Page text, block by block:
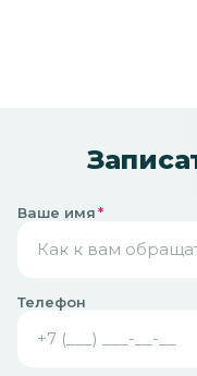
Ваше имя*
Телефон